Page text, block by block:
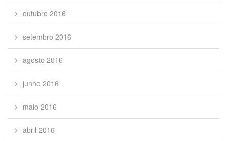
outubro 2016
setembro 2016
agosto 2016
junho 2016
maio 2016
abril 2016